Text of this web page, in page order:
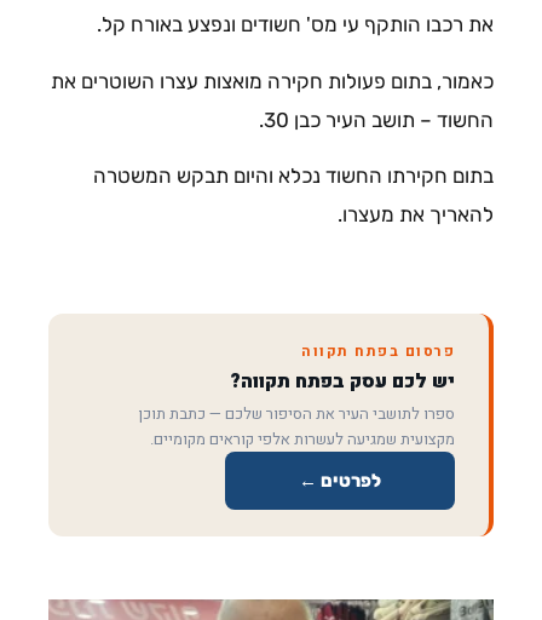
את רכבו הותקף עי מס' חשודים ונפצע באורח קל.
כאמור, בתום פעולות חקירה מואצות עצרו השוטרים את
החשוד – תושב העיר כבן 30.
בתום חקירתו החשוד נכלא והיום תבקש המשטרה
להאריך את מעצרו.
פרסום בפתח תקווה
יש לכם עסק בפתח תקווה?
ספרו לתושבי העיר את הסיפור שלכם — כתבת תוכן
מקצועית שמגיעה לעשרות אלפי קוראים מקומיים.
לפרטים ←